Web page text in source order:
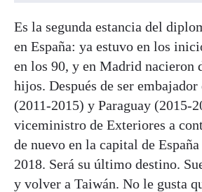
Es la segunda estancia del
en España: ya estuvo en los
en los 90, y en Madrid nacieron
hijos. Después de ser embajador
(2011-2015) y Paraguay (2015-
viceministro de Exteriores a
de nuevo en la capital de
2018. Será su último destino.
y volver a Taiwán. No le gusta